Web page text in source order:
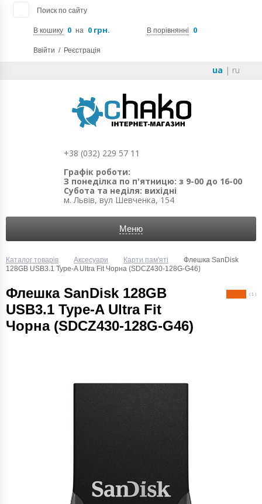
Поиск по сайту
В кошику 0 на 0 грн. В порівнянні 0
Ввійти / Реєстрація
ua | ru
+38 (032) 229 57 11
Графік роботи:
З понеділка по п'ятницю: з 9-00 до 16-00
Субота та неділя: вихідні
м. Львів, вул Шевченка, 154
Меню
Каталог товарів Аксесуари Карти пам'яті
Флешка SanDisk
128GB USB3.1 Type-A Ultra Fit Чорна (SDCZ430-128G-G46)
Флешка SanDisk 128GB
USB3.1 Type-A Ultra Fit
Чорна (SDCZ430-128G-G46)
( 1 )